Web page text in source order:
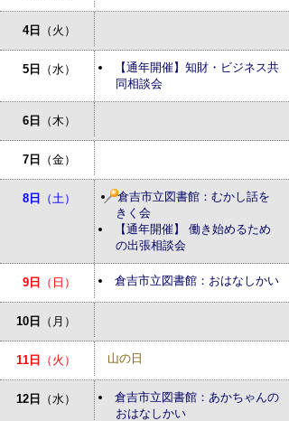
4日 （火）
5日 （水）
【通年開催】知財・ビジネス共
同相談会
6日 （木）
7日 （金）
8日 （土）
倉吉市立図書館：むかし話を
きく会
【通年開催】 働き始めるため
の出張相談会
9日 （日） 倉吉市立図書館：おはなしかい
10日 （月）
11日 （火） 山の日
12日 （水）
倉吉市立図書館：あかちゃんの
おはなしかい